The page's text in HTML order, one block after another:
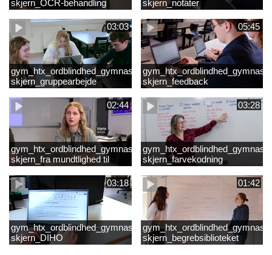
skjern_OCR-behandling
skjern_notater
03:03
gym_htx_ordblindhed_gymnasiet
skjern_gruppearbejde
05:45
skjern_feedback
02:44
gym_htx_ordblindhed_gymnasiet
skjern_fra mundtlighed til
skriftlighed
03:28
skjern_farvekodning
03:18
gym_htx_ordblindhed_gymnasiet
skjern_DIHO
01:42
skjern_begrebsiblioteket